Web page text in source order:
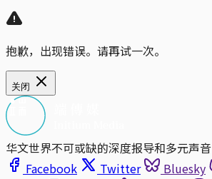
抱歉，出现错误。请再试一次。
关闭
华文世界不可或缺的深度报导和多元声音
Facebook
Twitter Bluesky